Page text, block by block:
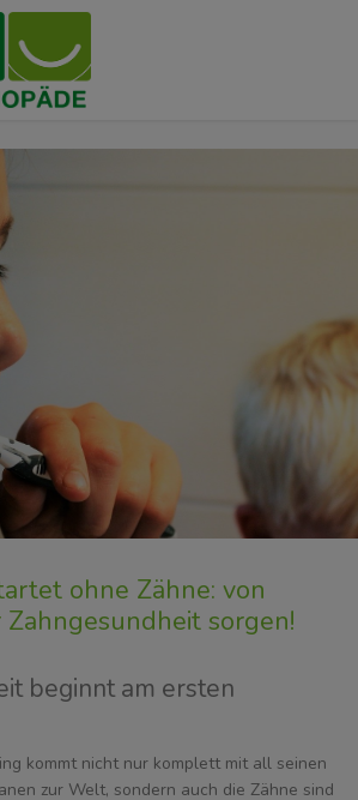
ohne Zähne: von
sorgen!
beginnt am ersten
kommt nicht nur komplett mit all seinen
zur Welt, sondern auch die Zähne sind